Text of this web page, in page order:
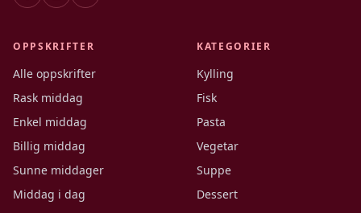
OPPSKRIFTER
Alle oppskrifter
Rask middag
Enkel middag
Billig middag
Sunne middager
Middag i dag
KATEGORIER
Kylling
Fisk
Pasta
Vegetar
Suppe
Dessert